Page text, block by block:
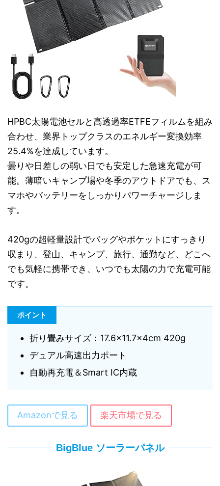
HPBC太陽電池セルと高透過率ETFEフィルムを組み
合わせ、業界トップクラスのエネルギー変換効率
25.4%を達成しています。
曇りや日差しの弱い日でも安定した急速充電が可
能。薄暗いキャンプ場や冬季のアウトドアでも、ス
マホやバッテリーをしっかりパワーチャージしま
す。
420gの超軽量設計でバッグやポケットにすっきり
収まり、登山、キャンプ、旅行、通勤など、どこへ
でも気軽に携帯でき、いつでも太陽の力で充電可能
です。
ポイント
折り畳みサイズ：17.6×11.7×4cm 420g
デュアル高速出力ポート
自動再充電＆Smart IC内蔵
Amazonで見る 楽天市場で見る
BigBlue ソーラーパネル